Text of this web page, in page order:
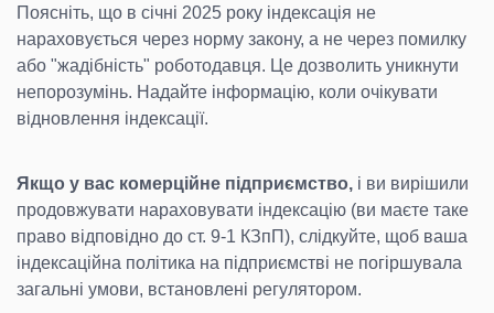
Поясніть, що в січні 2025 року індексація не
нараховується через норму закону, а не через помилку
або "жадібність" роботодавця. Це дозволить уникнути
непорозумінь. Надайте інформацію, коли очікувати
відновлення індексації.
Якщо у вас комерційне підприємство, і ви вирішили
продовжувати нараховувати індексацію (ви маєте таке
право відповідно до ст. 9-1 КЗпП), слідкуйте, щоб ваша
індексаційна політика на підприємстві не погіршувала
загальні умови, встановлені регулятором.